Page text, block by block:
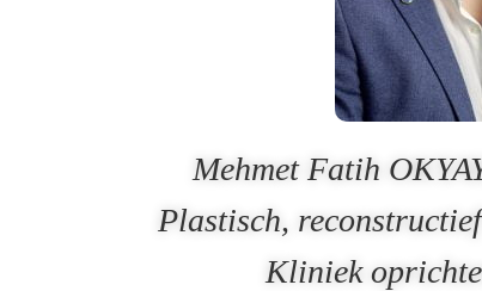
Mehmet Fatih
Plastisch,
Kliniek